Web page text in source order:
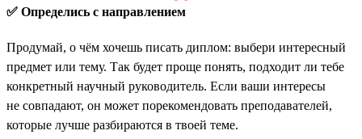
✅ Определись с направлением
Продумай, о чём хочешь писать диплом: выбери интересный
предмет или тему. Так будет проще понять, подходит ли тебе
конкретный научный руководитель. Если ваши интересы
не совпадают, он может порекомендовать преподавателей,
которые лучше разбираются в твоей теме.